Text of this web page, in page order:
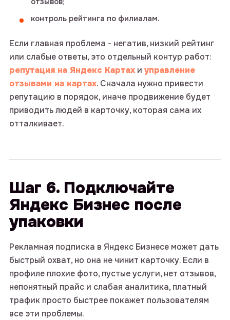
контроль рейтинга по филиалам.
Если главная проблема - негатив, низкий рейтинг
или слабые ответы, это отдельный контур работ:
репутация на Яндекс Картах и управление
отзывами на картах. Сначала нужно привести
репутацию в порядок, иначе продвижение будет
приводить людей в карточку, которая сама их
отталкивает.
Шаг 6. Подключайте
Яндекс Бизнес после
упаковки
Рекламная подписка в Яндекс Бизнесе может дать
быстрый охват, но она не чинит карточку. Если в
профиле плохие фото, пустые услуги, нет отзывов,
непонятный прайс и слабая аналитика, платный
трафик просто быстрее покажет пользователям
все эти проблемы.